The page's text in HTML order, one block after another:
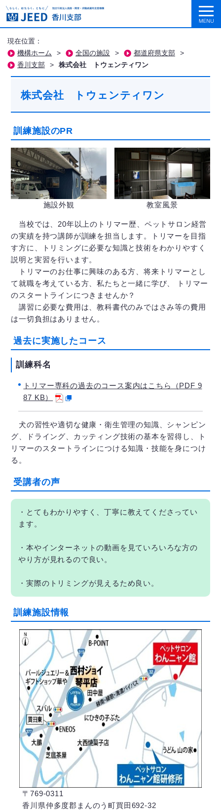
現在位置：
機構ホーム
> 全国の施設 > 都道府県支部
>
香川支部
> 株式会社 トウェンティワン
株式会社 トウェンティワン
訓練施設のPR
施設外観 教室風景
当校では、20年以上のトリマー歴、ペットサロン経営
の実績を持つ講師が訓練を担当します。トリマーを目指
す方に、トリミングに必要な知識と技術をわかりやすく
説明と実習を行います。
トリマーのお仕事に興味のある方、将来トリマーとし
て就職を考えている方、私たちと一緒に学び、 トリマー
のスタートラインにつきませんか？
講習に必要な費用は、教科書代のみではさみ等の費用
は一切負担はありません。
過去に実施したコース
訓練科名
トリマー専科の過去のコース案内はこちら（PDF 9
87 KB）
犬の習性や適切な健康・衛生管理の知識、シャンピン
グ、ドライング、カッティング技術の基本を習得し、ト
リマーのスタートラインにつける知識・技能を身につけ
る。
受講者の声
・とてもわかりやすく、丁寧に教えてくださってい
ます。
・本やインターネットの動画を見ていろいろな方の
やり方が見れるので良い。
・実際のトリミングが見えるため良い。
訓練施設情報
〒769-0311
香川県仲多度郡まんのう町買田692-32